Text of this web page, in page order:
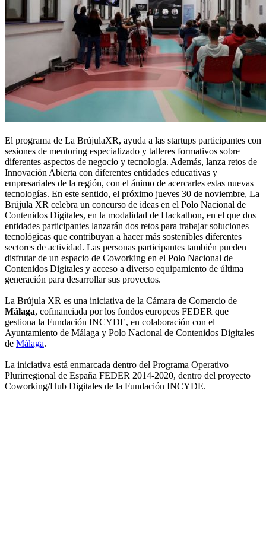
El programa de La BrújulaXR, ayuda a las startups participantes con
sesiones de mentoring especializado y talleres formativos sobre
diferentes aspectos de negocio y tecnología. Además, lanza retos de
Innovación Abierta con diferentes entidades educativas y
empresariales de la región, con el ánimo de acercarles estas nuevas
tecnologías. En este sentido, el próximo jueves 30 de noviembre, La
Brújula XR celebra un concurso de ideas en el Polo Nacional de
Contenidos Digitales, en la modalidad de Hackathon, en el que dos
entidades participantes lanzarán dos retos para trabajar soluciones
tecnológicas que contribuyan a hacer más sostenibles diferentes
sectores de actividad. Las personas participantes también pueden
disfrutar de un espacio de Coworking en el Polo Nacional de
Contenidos Digitales y acceso a diverso equipamiento de última
generación para desarrollar sus proyectos.
La Brújula XR es una iniciativa de la Cámara de Comercio de
Málaga, cofinanciada por los fondos europeos FEDER que
gestiona la Fundación INCYDE, en colaboración con el
Ayuntamiento de Málaga y Polo Nacional de Contenidos Digitales
de Málaga.
La iniciativa está enmarcada dentro del Programa Operativo
Plurirregional de España FEDER 2014-2020, dentro del proyecto
Coworking/Hub Digitales de la Fundación INCYDE.